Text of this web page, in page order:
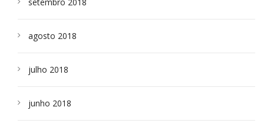
agosto 2018
julho 2018
junho 2018